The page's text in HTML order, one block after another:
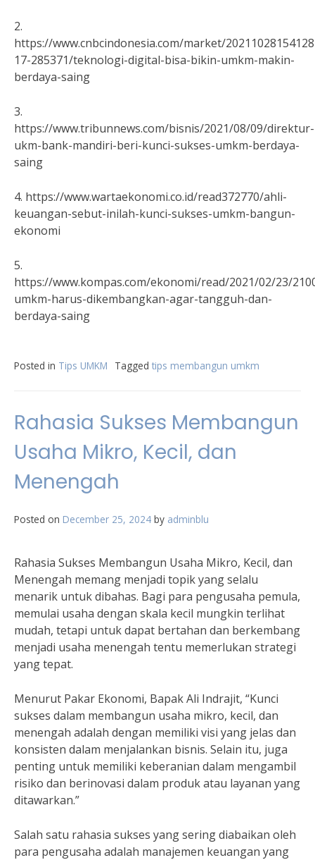
2.
https://www.cnbcindonesia.com/market/
17-285371/teknologi-digital-bisa-bikin-umkm-makin-
berdaya-saing
3.
https://www.tribunnews.com/bisnis/2021/08/09/direktur-
ukm-bank-mandiri-beri-kunci-sukses-umkm-berdaya-
saing
4. https://www.wartaekonomi.co.id/read372770/ahli-
keuangan-sebut-inilah-kunci-sukses-umkm-bangun-
ekonomi
5.
https://www.kompas.com/ekonomi/read/2021/02/23/
umkm-harus-dikembangkan-agar-tangguh-dan-
berdaya-saing
Posted in Tips UMKM Tagged tips membangun umkm
Rahasia Sukses Membangun
Usaha Mikro, Kecil, dan
Menengah
Posted on December 25, 2024 by adminblu
Rahasia Sukses Membangun Usaha Mikro, Kecil, dan
Menengah memang menjadi topik yang selalu
menarik untuk dibahas. Bagi para pengusaha pemula,
memulai usaha dengan skala kecil mungkin terlihat
mudah, tetapi untuk dapat bertahan dan berkembang
menjadi usaha menengah tentu memerlukan strategi
yang tepat.
Menurut Pakar Ekonomi, Bapak Ali Indrajit, “Kunci
sukses dalam membangun usaha mikro, kecil, dan
menengah adalah dengan memiliki visi yang jelas dan
konsisten dalam menjalankan bisnis. Selain itu, juga
penting untuk memiliki keberanian dalam mengambil
risiko dan berinovasi dalam produk atau layanan yang
ditawarkan.”
Salah satu rahasia sukses yang sering diabaikan oleh
para pengusaha adalah manajemen keuangan yang